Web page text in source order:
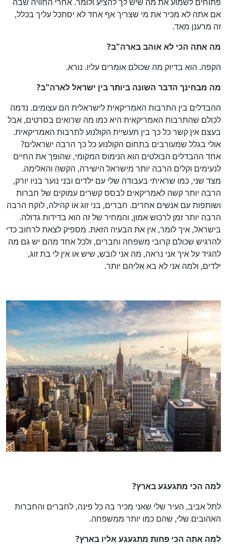
אם אתה לא מכיר את מי שצריך אף אחד לא יסתכל עליך בכלל,
זה מרענן מאד.
מה אתה הכי לא אוהב בארה"ב?
הקפה. הוא בדיוק מה שכולם אומרים עליו. נורא.
מה מבחינך הדבר השונה ביותר בין ישראל לארה"ב?
ההבדלים בין התרבות האמריקאית לישראלית הם עצומים. נדמה
לכולם שהתרבות האמריקאית היא כמו מה שרואים בסרטים, אבל
בעצם אין קשר כל כך בין תעשיית הקולנוע לתרבות האמריקאית.
אולי בגלל שמעורבים בתחום הקולנוע כל כך הרבה ישראלים?
אחד ההבדלים הבולטים הוא הנימוס המקומי, שהופך את החיים
לנעימים וקלים הרבה יותר מישראל הישירה, הקשה והאלימה.
מצד שני, כמו שראיתי בעבודה שלי עם ילדים ובני נוער בניו יורק,
הרבה יותר קשה לאמריקאים לבסס קשרים עמוקים של חברות
ושותפות עם אנשים אחרים. חברים, בני זוג או קהילה, לוקח הרבה
הרבה יותר זמן לרכוש אמון, והמחיר של זה הוא בדידות גדולה.
בישראל, איך לומר, אין את הבעיה הזאת. מספיק לצאת לרחוב כדי
להרגיש שכולם קרובי משפחה וחברים, ולכל אחד מהם יש גם מה
להגיד על איך אני נראה, מה אני לובש, שיש או אין לי בת זוג,
ילדים, ולמה אני לא בא אליהם יותר.
למה הכי מתגעגע בארץ?
לתל אביב, העיר שלי שאני מכיר בה כל פינה, לחברים והחברות
האהובים שלי, שהם כמו יותר ממשפחה.
למה אתה הכי פחות מתגעגע אליו בארץ?